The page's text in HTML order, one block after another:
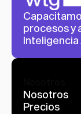
procesos y
Nosotros
Precios